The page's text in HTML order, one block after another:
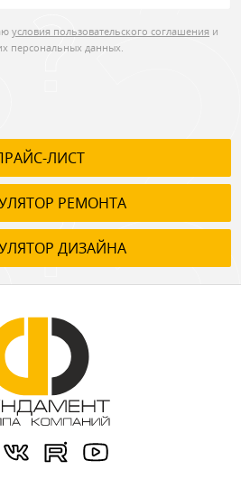
условия пользовательского соглашения и
персональных данных.
ЛИСТ
РЕМОНТА
ДИЗАЙНА